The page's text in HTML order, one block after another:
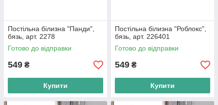
Постільна білизна "Панди",
бязь, арт. 2278
Готово до відправки
549 ₴
Купити
Постільна білизна "Роблокс",
бязь, арт. 226401
Готово до відправки
549 ₴
Купити